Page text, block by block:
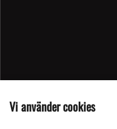
Vi använder cookies